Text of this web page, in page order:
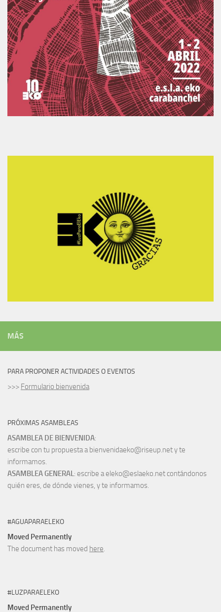
MÁS
PARA PROPONER ACTIVIDADES O EVENTOS
>>> Formulario bienvenida
PRÓXIMAS ASAMBLEAS
ASAMBLEA DE BIENVENIDA:
escribe con tu propuesta a bienvenidaeko@riseup.net y te
informamos.
ASAMBLEA GENERAL: escribe a eleko@eslaeko.net contándonos
quién eres, de dónde vienes, y te informamos.
#AGUAPARAELEKO
Moved Permanently
The document has moved here.
#LUZPARAELEKO
Moved Permanently